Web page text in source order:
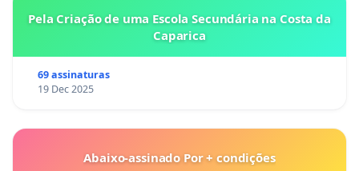
Pela Criação de uma Escola Secundária na Costa da
Caparica
69 assinaturas
19 Dec 2025
Abaixo-assinado Por + condições